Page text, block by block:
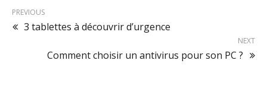
PREVIOUS
3 tablettes à découvrir d’urgence
NEXT
Comment choisir un antivirus pour son PC ?